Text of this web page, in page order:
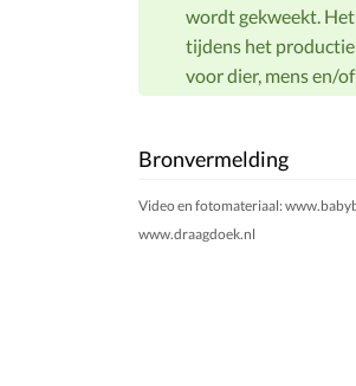
wordt gekweekt.
tijdens het
voor dier, mens en/
Bronvermelding
Video en fotomateriaal:
www.draagdoek.nl